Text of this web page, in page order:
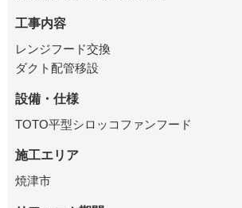
工事内容
レンジフード交換
ダクト配管移設
設備・仕様
TOTO平型シロッコファンフード
施工エリア
焼津市